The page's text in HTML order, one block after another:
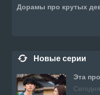
Дорамы про крутых
Новые серии
Эта